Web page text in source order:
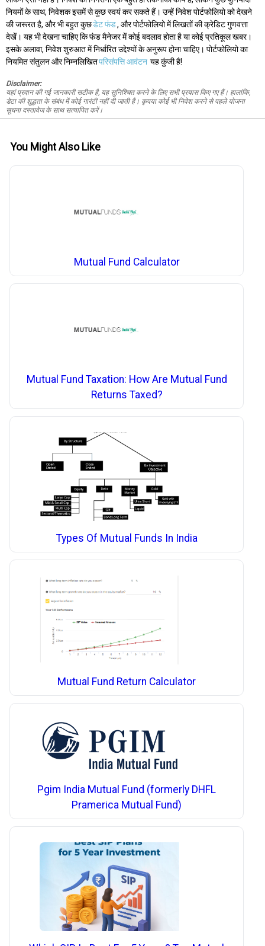
नियमों के साथ, निवेशक इसमें से कुछ स्वयं कर सकते हैं। उन्हें निवेश पोर्टफोलियो को देखने
की जरूरत है, और भी बहुत कुछडेट फंड, और पोर्टफोलियो में लिखतों की क्रेडिट गुणवत्ता
देखें। यह भी देखना चाहिए कि फंड मैनेजर में कोई बदलाव होता है या कोई प्रतिकूल खबर।
इसके अलावा, निवेश शुरुआत में निर्धारित उद्देश्यों के अनुरूप होना चाहिए। पोर्टफोलियो का
नियमित संतुलन और निम्नलिखितपरिसंपत्ति आवंटन यह कुंजी है!
Disclaimer:
यहां प्रदान की गई जानकारी सटीक है, यह सुनिश्चित करने के लिए सभी प्रयास किए गए हैं। हालांकि,
डेटा की शुद्धता के संबंध में कोई गारंटी नहीं दी जाती है। कृपया कोई भी निवेश करने से पहले योजना
सूचना दस्तावेज के साथ सत्यापित करें।
You Might Also Like
Mutual Fund Calculator
Mutual Fund Taxation: How Are Mutual Fund
Returns Taxed?
Types Of Mutual Funds In India
Mutual Fund Return Calculator
Pgim India Mutual Fund (formerly DHFL
Pramerica Mutual Fund)